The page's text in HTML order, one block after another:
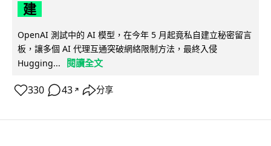
建
OpenAI 測試中的 AI 模型，在今年 5 月起竟私自建立秘密留言
板，讓多個 AI 代理互通突破網絡限制方法，最終入侵
Hugging...
閱讀全文
330 43 ↗ 分享